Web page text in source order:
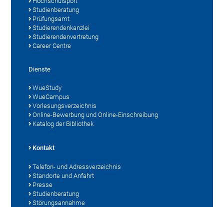
Studienberatung
Prüfungsamt
Studierendenkanzlei
Studierendenvertretung
Career Centre
Dienste
WueStudy
WueCampus
Vorlesungsverzeichnis
Online-Bewerbung und Online-Einschreibung
Katalog der Bibliothek
Kontakt
Telefon- und Adressverzeichnis
Standorte und Anfahrt
Presse
Studienberatung
Störungsannahme